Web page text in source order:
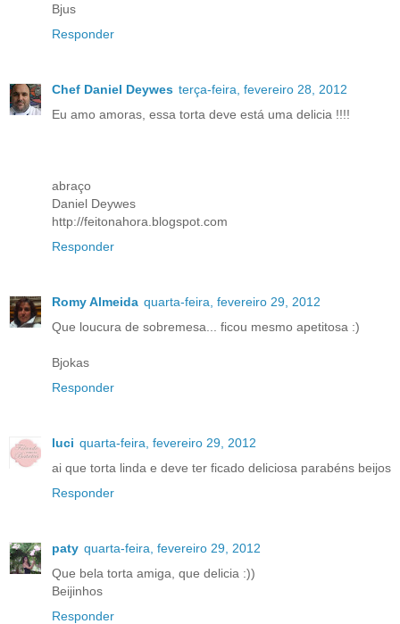
Bjus
Responder
Chef Daniel Deywes terça-feira, fevereiro 28, 2012
Eu amo amoras, essa torta deve está uma delicia !!!!
abraço
Daniel Deywes
http://feitonahora.blogspot.com
Responder
Romy Almeida quarta-feira, fevereiro 29, 2012
Que loucura de sobremesa... ficou mesmo apetitosa :)
Bjokas
Responder
luci quarta-feira, fevereiro 29, 2012
ai que torta linda e deve ter ficado deliciosa parabéns beijos
Responder
paty quarta-feira, fevereiro 29, 2012
Que bela torta amiga, que delicia :))
Beijinhos
Responder